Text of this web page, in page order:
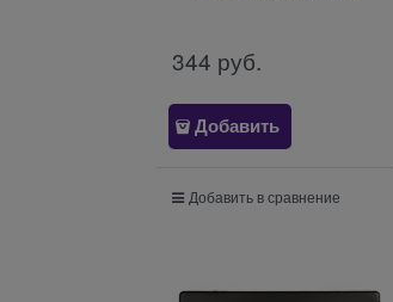
344 руб.
Добавить
Добавить в сравнение